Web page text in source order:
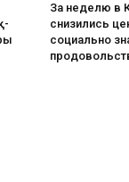
За неделю в
снизились
социально